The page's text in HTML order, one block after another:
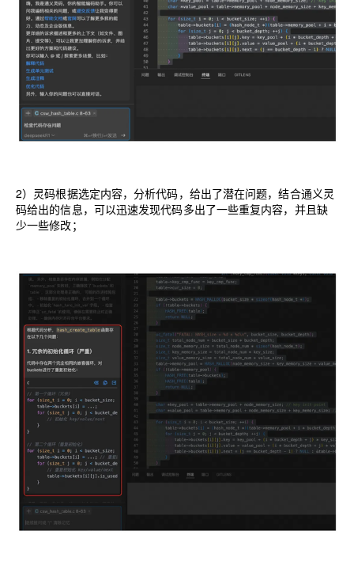
2）灵码根据选定内容，分析代码，给出了潜在问题，结合通义灵
码给出的信息，可以迅速发现代码多出了一些重复内容，并且缺
少一些修改；